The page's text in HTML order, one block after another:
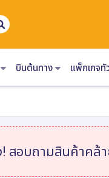
บินต้นทาง แพ็กเกจทั
! สอบถามสินค้าคล้